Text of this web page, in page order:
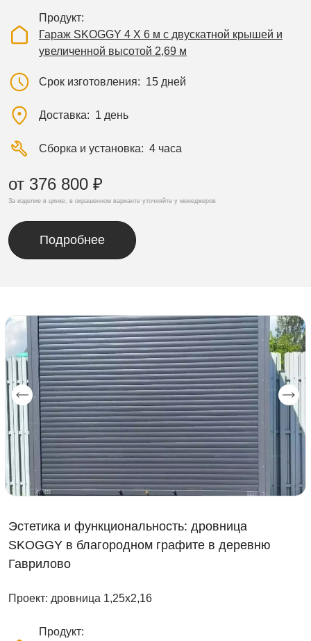
Продукт
Гараж SKOGGY 4 Х 6 м с двускатной крышей и
увеличенной высотой 2,69 м
Срок изготовления 15 дней
Доставка 1 день
Сборка и установка 4 часа
от 376 800 ₽
За изделие в цинке, в окрашенном варианте уточняйте у менеджеров
Подробнее
Эстетика и функциональность: дровница
SKOGGY в благородном графите в деревню
Гаврилово
Проект: дровница 1,25х2,16
Продукт